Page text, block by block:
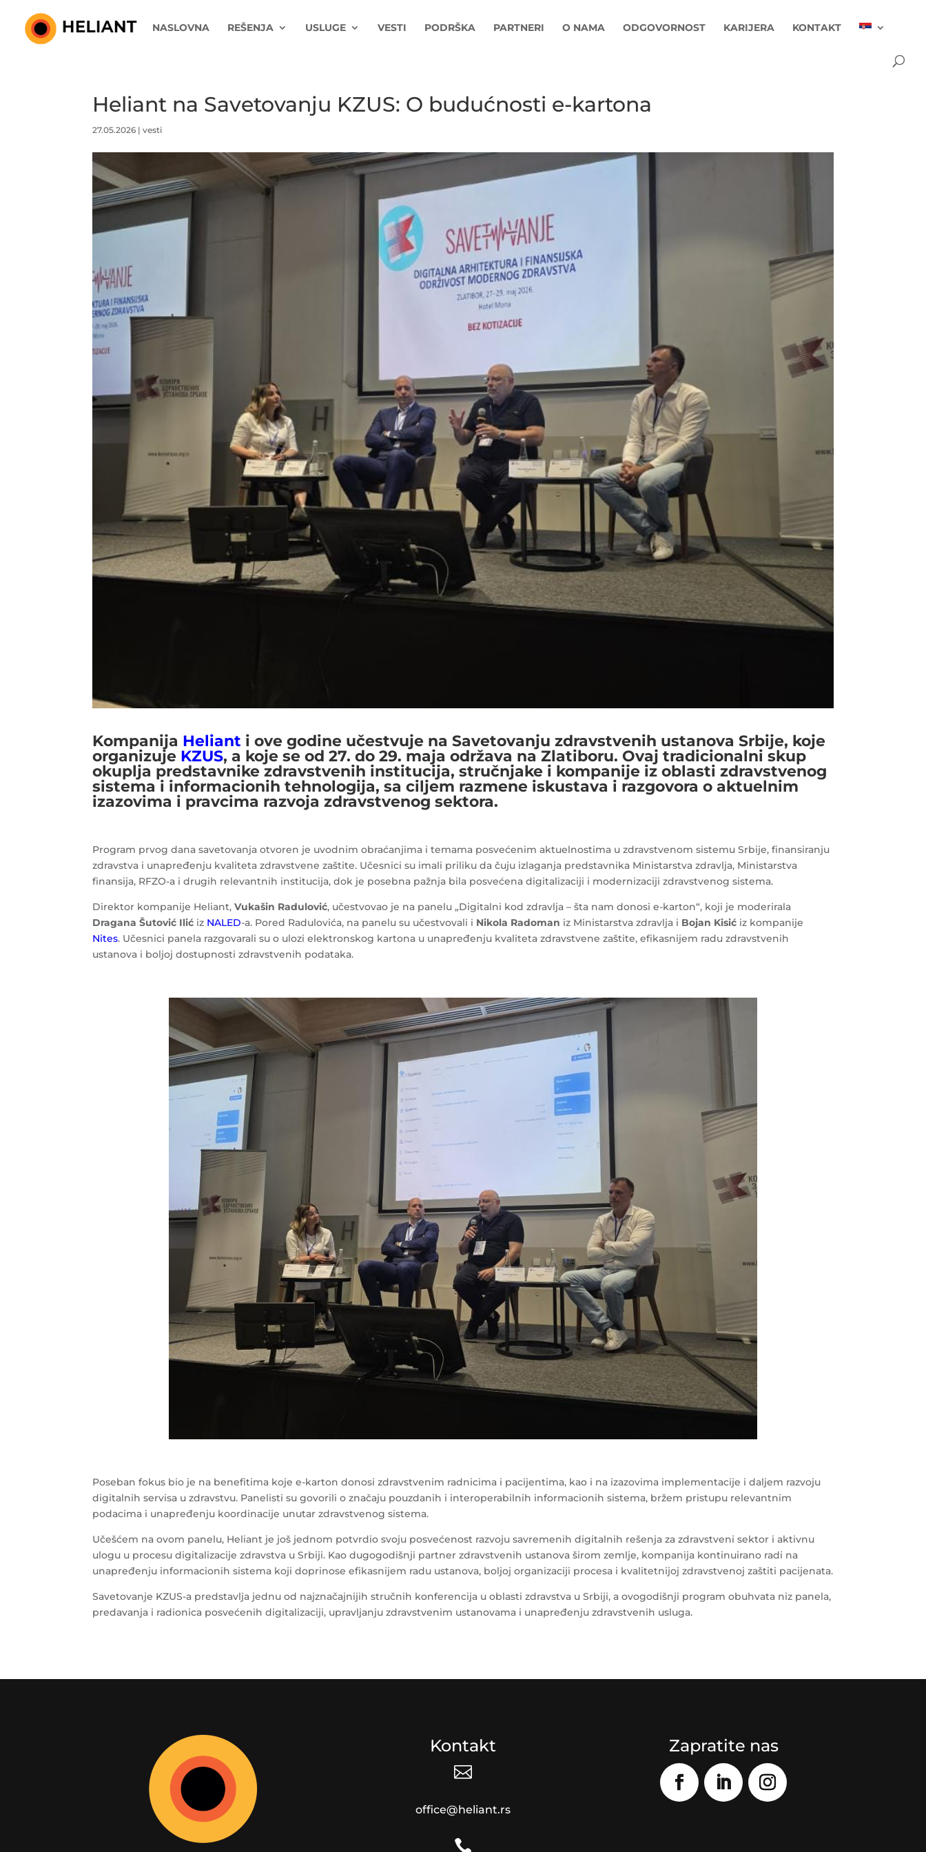
NASLOVNA REŠENJA USLUGE VESTI PODRŠKA PARTNERI O NAMA ODGOVORNOST KARIJERA KONTAKT
Heliant na Savetovanju KZUS: O budućnosti e-kartona
27.05.2026 |vesti
Kompanija Heliant i ove godine učestvuje na Savetovanju zdravstvenih ustanova Srbije, koje
organizuje KZUS, a koje se od 27. do 29. maja održava na Zlatiboru. Ovaj tradicionalni skup
okuplja predstavnike zdravstvenih institucija, stručnjake i kompanije iz oblasti zdravstvenog
sistema i informacionih tehnologija, sa ciljem razmene iskustava i razgovora o aktuelnim
izazovima i pravcima razvoja zdravstvenog sektora.
Program prvog dana savetovanja otvoren je uvodnim obraćanjima i temama posvećenim aktuelnostima u zdravstvenom sistemu Srbije, finansiranju
zdravstva i unapređenju kvaliteta zdravstvene zaštite. Učesnici su imali priliku da čuju izlaganja predstavnika Ministarstva zdravlja, Ministarstva
finansija, RFZO-a i drugih relevantnih institucija, dok je posebna pažnja bila posvećena digitalizaciji i modernizaciji zdravstvenog sistema.
Direktor kompanije Heliant,Vukašin Radulović, učestvovao je na panelu „Digitalni kod zdravlja – šta nam donosi e-karton“, koji je moderirala
Dragana Šutović Ilić iz NALED-a. Pored Radulovića, na panelu su učestvovali i Nikola Radoman iz Ministarstva zdravlja i Bojan Kisić iz kompanije
Nites. Učesnici panela razgovarali su o ulozi elektronskog kartona u unapređenju kvaliteta zdravstvene zaštite, efikasnijem radu zdravstvenih
ustanova i boljoj dostupnosti zdravstvenih podataka.
Poseban fokus bio je na benefitima koje e-karton donosi zdravstvenim radnicima i pacijentima, kao i na izazovima implementacije i daljem razvoju
digitalnih servisa u zdravstvu. Panelisti su govorili o značaju pouzdanih i interoperabilnih informacionih sistema, bržem pristupu relevantnim
podacima i unapređenju koordinacije unutar zdravstvenog sistema.
Učešćem na ovom panelu, Heliant je još jednom potvrdio svoju posvećenost razvoju savremenih digitalnih rešenja za zdravstveni sektor i aktivnu
ulogu u procesu digitalizacije zdravstva u Srbiji. Kao dugogodišnji partner zdravstvenih ustanova širom zemlje, kompanija kontinuirano radi na
unapređenju informacionih sistema koji doprinose efikasnijem radu ustanova, boljoj organizaciji procesa i kvalitetnijoj zdravstvenoj zaštiti pacijenata.
Savetovanje KZUS-a predstavlja jednu od najznačajnijih stručnih konferencija u oblasti zdravstva u Srbiji, a ovogodišnji program obuhvata niz panela,
predavanja i radionica posvećenih digitalizaciji, upravljanju zdravstvenim ustanovama i unapređenju zdravstvenih usluga.
Kontakt

office@heliant.rs

Zapratite nas